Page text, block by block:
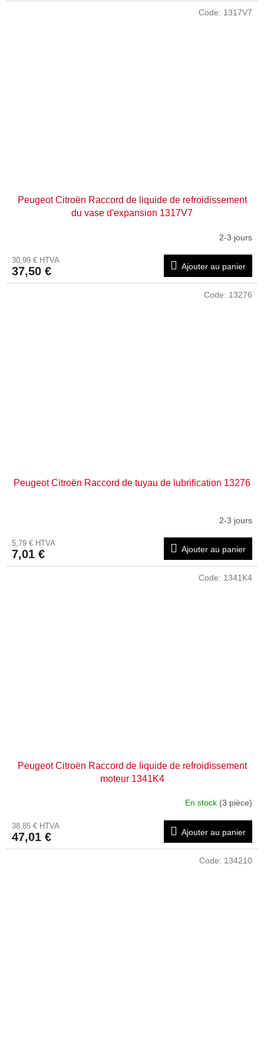
Peugeot Citroën Raccord de liquide de refroidissement
du vase d'expansion 1317V7
2-3 jours
30,99 € HTVA
37,50 € Ajouter au panier
Code: 1317V7
Peugeot Citroën Raccord de tuyau de lubrification 13276
2-3 jours
5,79 € HTVA
7,01 € Ajouter au panier
Code: 13276
Peugeot Citroën Raccord de liquide de refroidissement
moteur 1341K4
En stock (3 pièce)
38,85 € HTVA
47,01 € Ajouter au panier
Code: 1341K4
Code: 134210